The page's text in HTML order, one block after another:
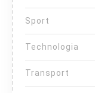
Sport
Technologia
Transport